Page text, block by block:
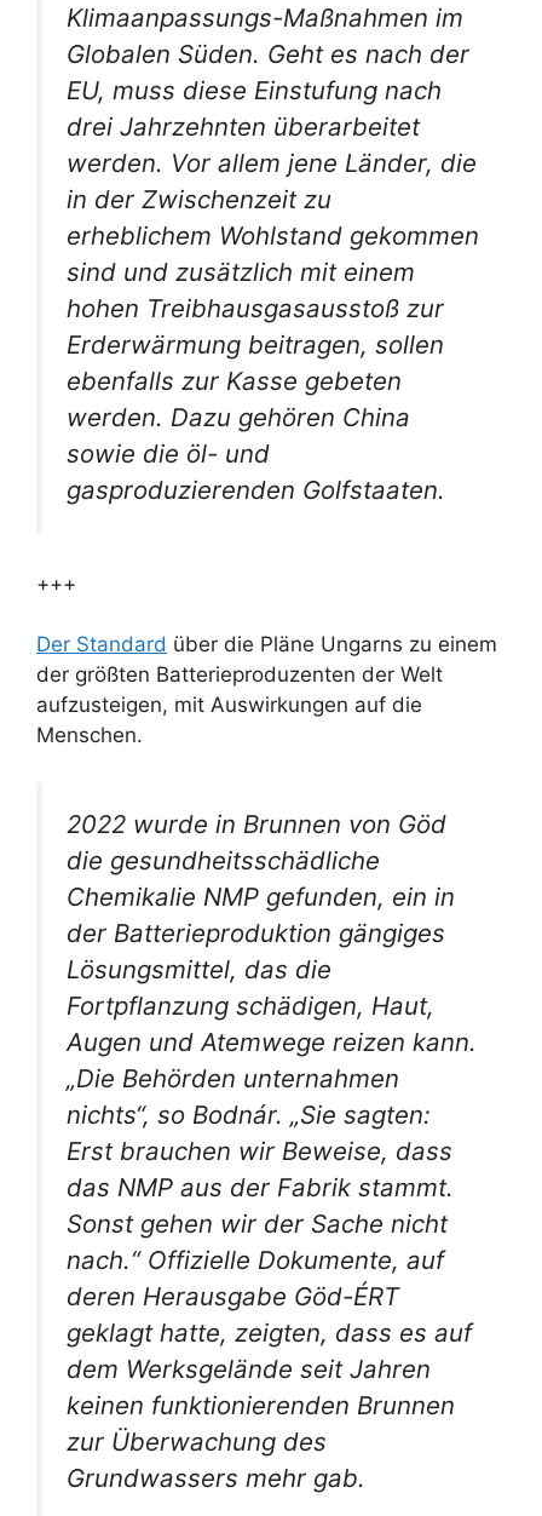
Klimaanpassungs-Maßnahmen im
Globalen Süden. Geht es nach der
EU, muss diese Einstufung nach
drei Jahrzehnten überarbeitet
werden. Vor allem jene Länder, die
in der Zwischenzeit zu
erheblichem Wohlstand gekommen
sind und zusätzlich mit einem
hohen Treibhausgasausstoß zur
Erderwärmung beitragen, sollen
ebenfalls zur Kasse gebeten
werden. Dazu gehören China
sowie die öl- und
gasproduzierenden Golfstaaten.
+++
Der Standard über die Pläne Ungarns zu einem
der größten Batterieproduzenten der Welt
aufzusteigen, mit Auswirkungen auf die
Menschen.
2022 wurde in Brunnen von Göd
die gesundheitsschädliche
Chemikalie NMP gefunden, ein in
der Batterieproduktion gängiges
Lösungsmittel, das die
Fortpflanzung schädigen, Haut,
Augen und Atemwege reizen kann.
„Die Behörden unternahmen
nichts“, so Bodnár. „Sie sagten:
Erst brauchen wir Beweise, dass
das NMP aus der Fabrik stammt.
Sonst gehen wir der Sache nicht
nach.“ Offizielle Dokumente, auf
deren Herausgabe Göd-ÉRT
geklagt hatte, zeigten, dass es auf
dem Werksgelände seit Jahren
keinen funktionierenden Brunnen
zur Überwachung des
Grundwassers mehr gab.